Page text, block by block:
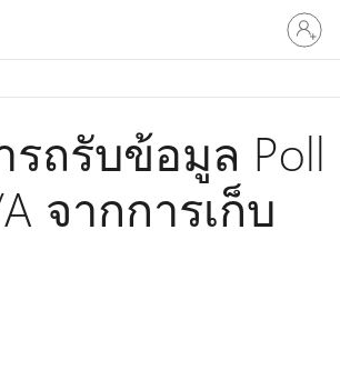
ลงชื่อ
เข้า
บัญชี
คุณ
รถรับข้อมูล Poll
จากการเก็บ